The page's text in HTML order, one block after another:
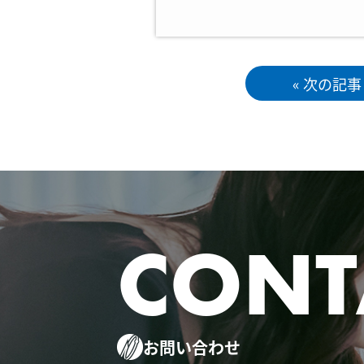
« 次の記事
お問い合わせ